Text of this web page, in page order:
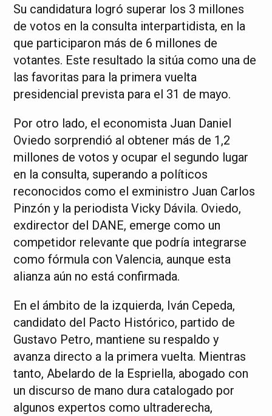
Su candidatura logró superar los 3 millones
de votos en la consulta interpartidista, en la
que participaron más de 6 millones de
votantes. Este resultado la sitúa como una de
las favoritas para la primera vuelta
presidencial prevista para el 31 de mayo.
Por otro lado, el economista Juan Daniel
Oviedo sorprendió al obtener más de 1,2
millones de votos y ocupar el segundo lugar
en la consulta, superando a políticos
reconocidos como el exministro Juan Carlos
Pinzón y la periodista Vicky Dávila. Oviedo,
exdirector del DANE, emerge como un
competidor relevante que podría integrarse
como fórmula con Valencia, aunque esta
alianza aún no está confirmada.
En el ámbito de la izquierda, Iván Cepeda,
candidato del Pacto Histórico, partido de
Gustavo Petro, mantiene su respaldo y
avanza directo a la primera vuelta. Mientras
tanto, Abelardo de la Espriella, abogado con
un discurso de mano dura catalogado por
algunos expertos como ultraderecha,